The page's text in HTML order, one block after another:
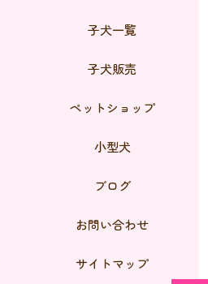
子犬一覧
子犬販売
ペットショップ
小型犬
ブログ
お問い合わせ
サイトマップ